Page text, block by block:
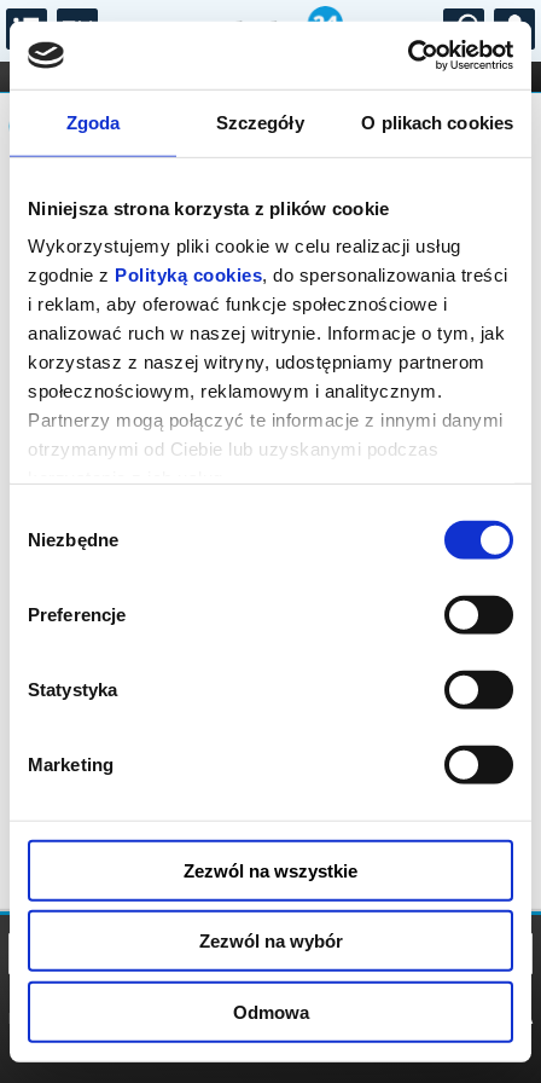
Zgoda Szczegóły O plikach cookies
Niniejsza strona korzysta z plików cookie
Wykorzystujemy pliki cookie w celu realizacji usług
zgodnie z Polityką cookies, do spersonalizowania treści
i reklam, aby oferować funkcje społecznościowe i
analizować ruch w naszej witrynie. Informacje o tym, jak
korzystasz z naszej witryny, udostępniamy partnerom
społecznościowym, reklamowym i analitycznym.
Partnerzy mogą połączyć te informacje z innymi danymi
otrzymanymi od Ciebie lub uzyskanymi podczas
zgody
Niezbędne
Preferencje
Statystyka
Marketing
Zezwól na wszystkie
Zezwól na wybór
Odmowa
...
FILHARMONIA OPERA I BALET
STAND-UP
DLA DZIECI
Komunikat
Sprzedaż biletów on-line na wydarzenie
została zakończona.
POLITYKA
POLITYKA